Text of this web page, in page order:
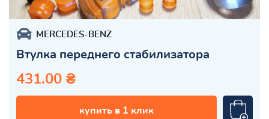
MERCEDES-BENZ
Втулка переднего стабилизатора
431.00 ₴
купить в 1 клик